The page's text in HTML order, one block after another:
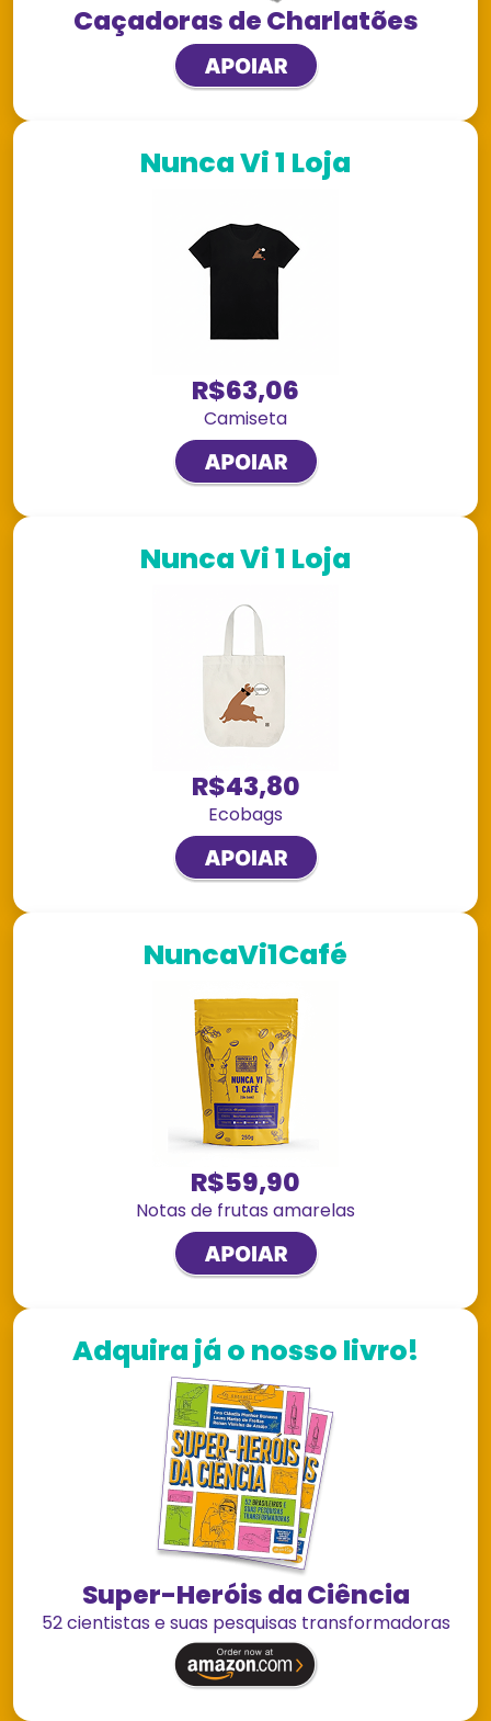
Caçadoras de Charlatões
Nunca Vi 1 Loja
R$63,06
Camiseta
Nunca Vi 1 Loja
R$43,80
Ecobags
NuncaVi1Café
R$59,90
Notas de frutas amarelas
Adquira já o nosso livro!
Super-Heróis da Ciência
52 cientistas e suas pesquisas transformadoras